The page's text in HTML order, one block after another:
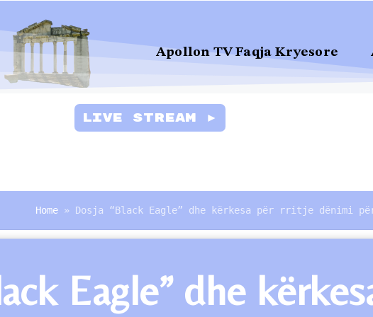
Apollon TV Faqja Kryesore
Live Stream ►
Home » Dosja “Black Eagle” dhe kërkesa për rritje dënimi
Eagle” dhe